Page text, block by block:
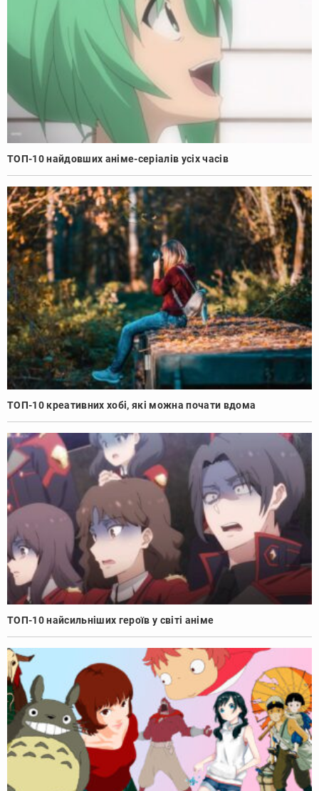
ТОП-10 найдовших аніме-серіалів усіх часів
ТОП-10 креативних хобі, які можна почати вдома
ТОП-10 найсильніших героїв у світі аніме